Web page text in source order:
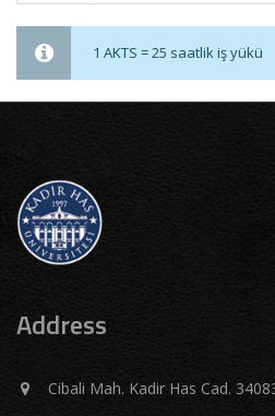
1 AKTS = 25 saatlik iş yükü
Address
Cibali Mah. Kadir Has Cad.